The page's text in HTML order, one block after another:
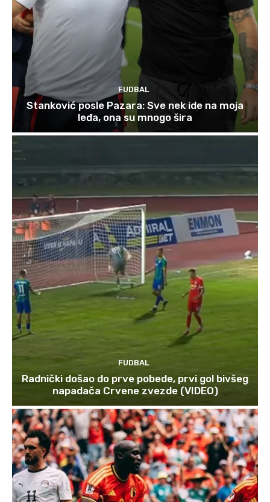
FUDBAL
Stanković posle Pazara: Sve nek ide na moja
leđa, ona su mnogo šira
FUDBAL
Radnički došao do prve pobede, prvi gol bivšeg
napadača Crvene zvezde (VIDEO)